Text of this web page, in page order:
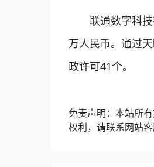
联通数字科技
万人民币。通过
政许可41个。
免责声明：本站所
权利，请联系网站客